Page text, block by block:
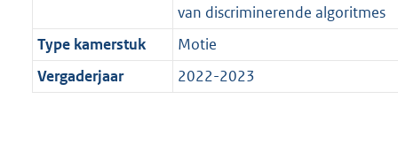
van discriminerende algoritmes
Type kamerstuk
Motie
Vergaderjaar
2022-2023